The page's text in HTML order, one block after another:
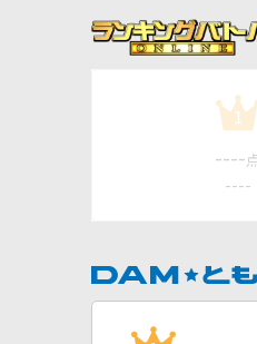
1
----
----